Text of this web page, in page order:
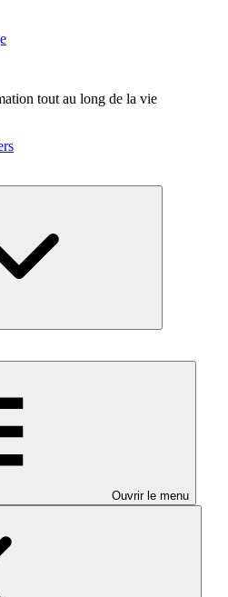
tout au long de la vie
Ouvrir le menu